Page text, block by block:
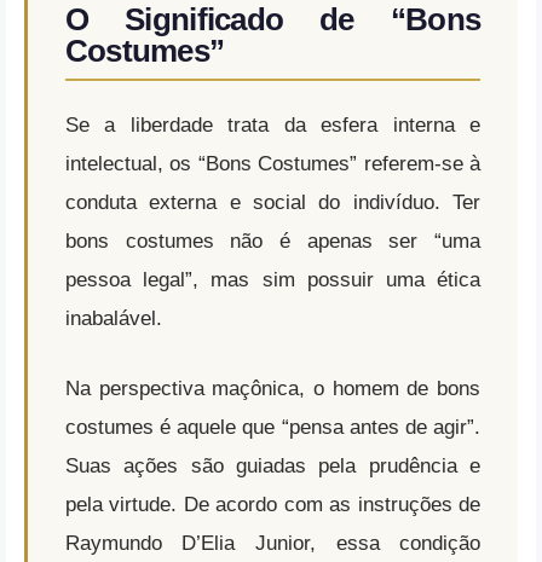
O Significado de “Bons
Costumes”
Se a liberdade trata da esfera interna e
intelectual, os “Bons Costumes” referem-se à
conduta externa e social do indivíduo. Ter
bons costumes não é apenas ser “uma
pessoa legal”, mas sim possuir uma ética
inabalável.
Na perspectiva maçônica, o homem de bons
costumes é aquele que “pensa antes de agir”.
Suas ações são guiadas pela prudência e
pela virtude. De acordo com as instruções de
Raymundo D’Elia Junior, essa condição